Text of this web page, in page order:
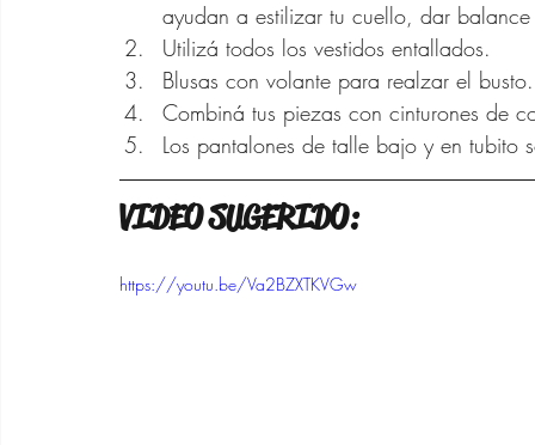
ayudan a estilizar tu cuello, dar
Utilizá todos los vestidos entallados.
Blusas con volante para realzar el busto.
Combiná tus piezas con cinturones de
Los pantalones de talle bajo y en tubito
VIDEO SUGERIDO:
https://youtu.be/Va2BZXTKVGw